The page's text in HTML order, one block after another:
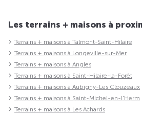
Les terrains + maisons à
Terrains + maisons à Talmont-Saint-Hilaire
Terrains + maisons à Longeville-sur-Mer
Terrains + maisons à Angles
Terrains + maisons à Saint-Hilaire-la-Forêt
Terrains + maisons à Aubigny-Les Clouzeaux
Terrains + maisons à Saint-Michel-en-l'Herm
Terrains + maisons à Les Achards